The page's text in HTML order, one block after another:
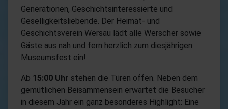
Generationen, Geschichtsinteressierte und
Geselligkeitsliebende. Der Heimat- und
Geschichtsverein Wersau lädt alle Werscher sowie
Gäste aus nah und fern herzlich zum diesjährigen
Museumsfest ein!
Ab 15:00 Uhr stehen die Türen offen. Neben dem
gemütlichen Beisammensein erwartet die Besucher
in diesem Jahr ein ganz besonderes Highlight: Eine